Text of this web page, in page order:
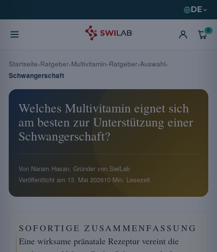
DE
0
Welches Multivitamin eignet sich
am besten zur Unterstützung einer
Schwangerschaft?
Von Naram Hasan, Gründer von SwiLab
Veröffentlicht am 13. Mai 202610 Min. Lesezeit
SOFORTIGE ZUSAMMENFASSUNG
Eine wirksame pränatale Rezeptur vereint die
Startseite Ratgeber Multivitamin-Ratgeber Auswahl
Schwangerschaft